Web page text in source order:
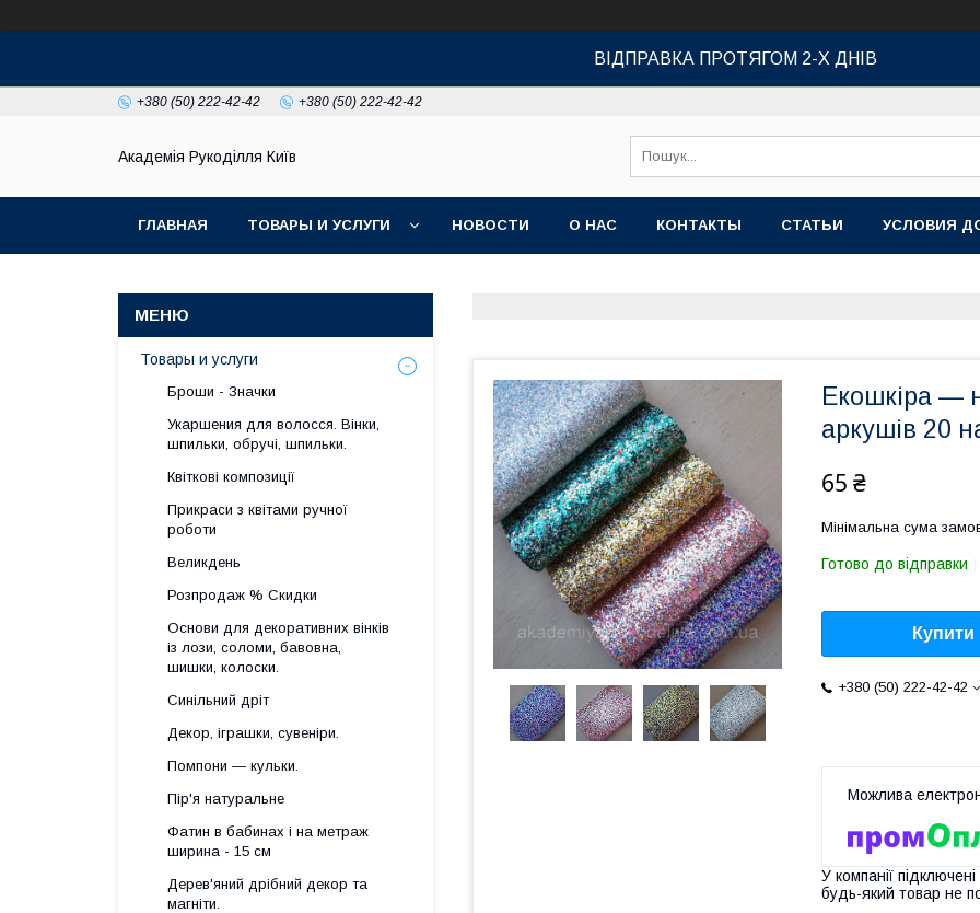
ВІДПРАВКА ПРОТЯГОМ 2-Х ДНІВ
+380 (50) 222-42-42 +380 (50) 222-42-42
Академія Рукоділля Київ
ГЛАВНАЯ ТОВАРЫ И УСЛУГИ НОВОСТИ О НАС КОНТАКТЫ СТАТЬИ УСЛОВИЯ
Екошкіра —
аркушів 20
65 ₴
Мінімальна сума
Готово до відправки
Купити
+380 (50) 222-42-42
У компанії
будь-який товар не
Товары и услуги
Броши - Значки
Укаршения для волосся. Вінки,
шпильки, обручі, шпильки.
Квіткові композиції
Прикраси з квітами ручної
роботи
Великдень
Розпродаж % Скидки
Основи для декоративних вінків
із лози, соломи, бавовна,
шишки, колоски.
Синільний дріт
Декор, іграшки, сувеніри.
Помпони — кульки.
Пір'я натуральне
Фатин в бабинах і на метраж
ширина - 15 см
Дерев'яний дрібний декор та
магніти.